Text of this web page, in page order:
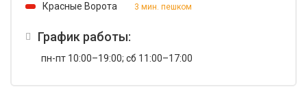
Красные Ворота 3 мин. пешком
График работы:
пн-пт 10:00–19:00; сб 11:00–17:00